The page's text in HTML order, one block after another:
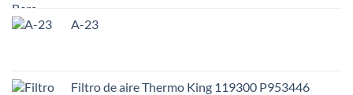
A-23
Filtro de aire Thermo King 119300 P953446